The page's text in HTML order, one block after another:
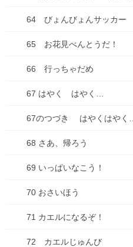
買い物
車
食べ物
失敗談
64 びょんびょんサッカー
65 お花見べんとうだ！
66 行っちゃだめ
67 はやく はやく…
67のつづき はやくはやく…
68 さあ、帰ろう
69 いっぱいなこう！
70 おさいほう
71 カエルになるぞ！
72 カエルじゅんび